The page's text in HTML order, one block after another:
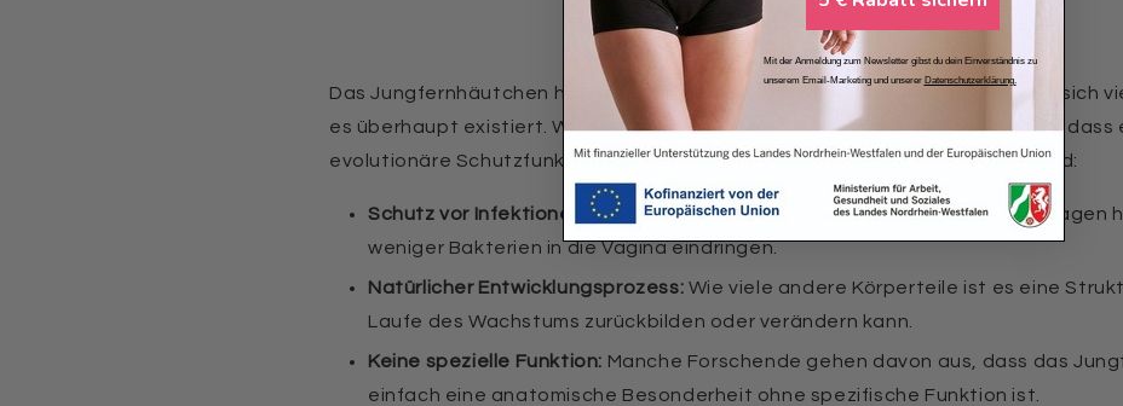
Das Jungfernhäutchen hat keine medizinisch notwendige Funktion, weshalb sich
es überhaupt existiert. Wissenschaftlerinnen und Wissenschaftler vermuten, dass
evolutionäre Schutzfunktion für den Körper hat. Einige mögliche Theorien sind:
Schutz vor Infektionen: In jungen Jahren könnte das Hymen dazu beigetragen
weniger Bakterien in die Vagina eindringen.
Natürlicher Entwicklungsprozess: Wie viele andere Körperteile ist es eine
Laufe des Wachstums zurückbilden oder verändern kann.
Keine spezielle Funktion: Manche Forschende gehen davon aus, dass das
einfach eine anatomische Besonderheit ohne spezifische Funktion ist.
Mit der Anmeldung zum Newsletter gibst du dein Einverständnis zu
unserem Email-Marketing und unserer Datenschutzerklärung.